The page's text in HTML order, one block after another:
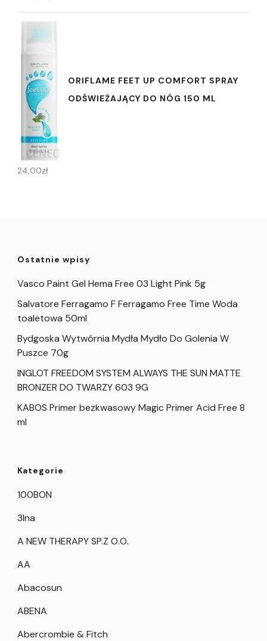
ORIFLAME FEET UP COMFORT SPRAY
ODŚWIEŻAJĄCY DO NÓG 150 ML
24,00zł
Ostatnie wpisy
Vasco Paint Gel Hema Free 03 Light Pink 5g
Salvatore Ferragamo F Ferragamo Free Time Woda
toaletowa 50ml
Bydgoska Wytwórnia Mydła Mydło Do Golenia W
Puszce 70g
INGLOT FREEDOM SYSTEM ALWAYS THE SUN MATTE
BRONZER DO TWARZY 603 9G
KABOS Primer bezkwasowy Magic Primer Acid Free 8
ml
Kategorie
100BON
3Ina
A NEW THERAPY SP.Z O.O.
AA
Abacosun
ABENA
Abercrombie & Fitch